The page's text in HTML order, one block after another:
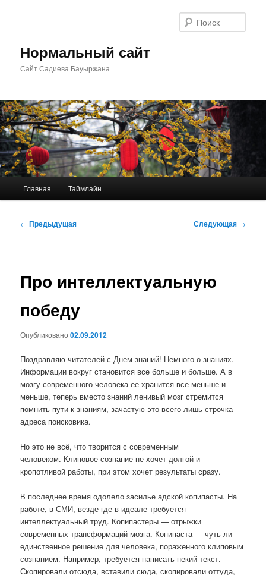
Нормальный сайт
Сайт Садиева Бауыржана
Главная Таймлайн
Навигация
← Предыдущая Следующая →
Про интеллектуальную
победу
Опубликовано02.09.2012
Поздравляю читателей с Днем знаний! Немного о знаниях.
Информации вокруг становится все больше и больше. А в
мозгу современного человека ее хранится все меньше и
меньше, теперь вместо знаний ленивый мозг стремится
помнить пути к знаниям, зачастую это всего лишь строчка
адреса поисковика.
Но это не всё, что творится с современным
человеком. Клиповое сознание не хочет долгой и
кропотливой работы, при этом хочет результаты сразу.
В последнее время одолело засилье адской копипасты. На
работе, в СМИ, везде где в идеале требуется
интеллектуальный труд. Копипастеры — отрыжки
современных трансформаций мозга. Копипаста — чуть ли
единственное решение для человека, пораженного клиповым
сознанием. Например, требуется написать некий текст.
Скопировали отсюда, вставили сюда, скопировали оттуда,